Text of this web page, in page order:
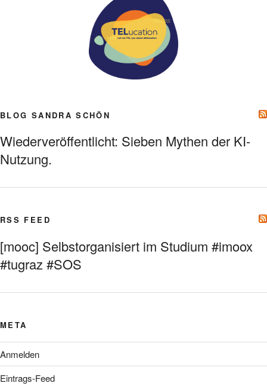
BLOG SANDRA SCHÖN
Wiederveröffentlicht: Sieben Mythen der KI-
Nutzung.
RSS FEED
[mooc] Selbstorganisiert im Studium #imoox
#tugraz #SOS
META
Anmelden
Eintrags-Feed